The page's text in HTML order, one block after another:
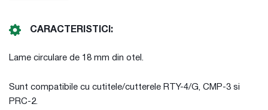
CARACTERISTICI:
Lame circulare de 18 mm din otel.
Sunt compatibile cu cutitele/cutterele RTY-4/G, CMP-3 si
PRC-2.